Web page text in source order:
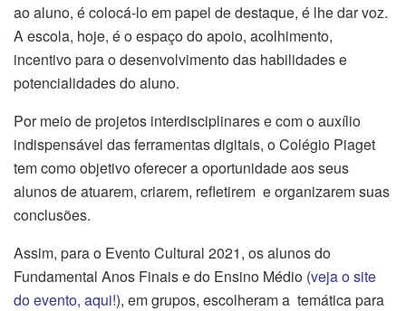
ao aluno, é colocá-lo em papel de destaque, é lhe dar voz.
A escola, hoje, é o espaço do apoio, acolhimento,
incentivo para o desenvolvimento das habilidades e
potencialidades do aluno.
Por meio de projetos interdisciplinares e com o auxílio
indispensável das ferramentas digitais, o Colégio Piaget
tem como objetivo oferecer a oportunidade aos seus
alunos de atuarem, criarem, refletirem e organizarem suas
conclusões.
Assim, para o Evento Cultural 2021, os alunos do
Fundamental Anos Finais e do Ensino Médio (veja o site
do evento, aqui!), em grupos, escolheram a temática para